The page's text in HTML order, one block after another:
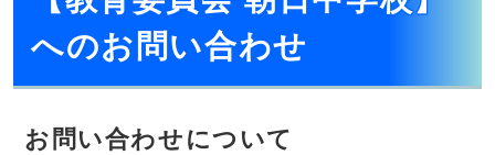
へのお問い合わせ
お問い合わせについて